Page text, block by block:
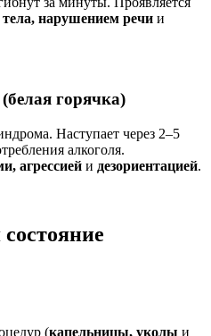
нарушением речи и
горячка)
Наступает через 2–5
алкоголя.
агрессией и дезориентацией.
(капельницы, уколы и